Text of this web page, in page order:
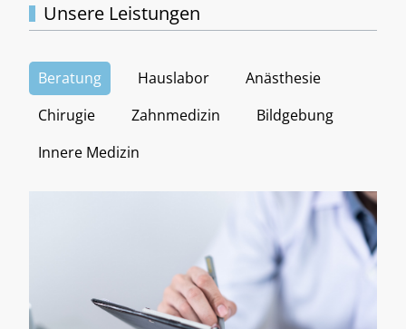
Unsere Leistungen
Beratung Hauslabor
Anästhesie
Chirugie
Zahnmedizin
Bildgebung
Innere Medizin